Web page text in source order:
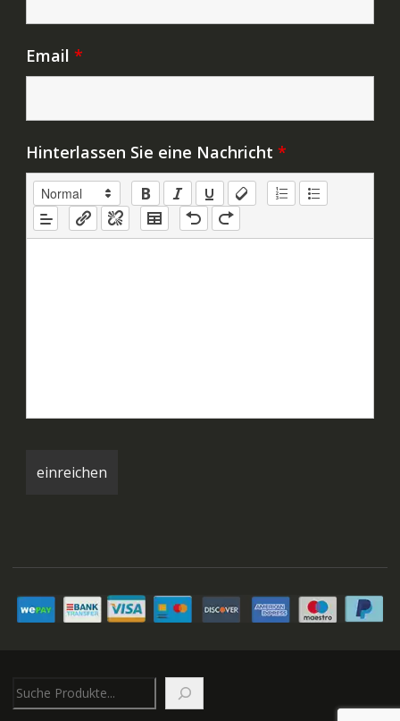
Email *
Hinterlassen Sie eine Nachricht *